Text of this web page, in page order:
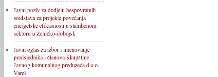
Javni poziv za dodjelu bespovratnih
sredstava za projekte povećanja
energetske efikasnosti u stambenom
sektoru u Zeničko-dobojsk
Javni oglas za izbor i imenovanje
predsjednika i članova Skupštine
Javnog komunalnog preduzeća d.o.o.
Vareš